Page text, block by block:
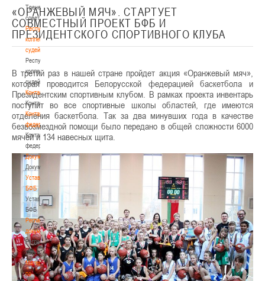
Тренерский
совет
Республиканская
коллегия
судей
Республиканская
коллегия
судей
Контакты
Контакты
Контакты
федерации
Контакты
федерации
Документы
Документы
Устав
БФБ
Устав
БФБ
Регламентирующие
документы
Регламентирующие
документы
Материалы
по
«ОРАНЖЕВЫЙ МЯЧ». СТАРТУЕТ
СОВМЕСТНЫЙ ПРОЕКТ БФБ И
ПРЕЗИДЕНТСКОГО СПОРТИВНОГО КЛУБА
В третий раз в нашей стране пройдет акция «Оранжевый мяч»,
которая проводится Белорусской федерацией баскетбола и
Президентским спортивным клубом. В рамках проекта инвентарь
поступит во все спортивные школы областей, где имеются
отделения баскетбола. Так за два минувших года в качестве
безвозмездной помощи было передано в общей сложности 6000
мячей и 134 навесных щита.
ИГР
группового
этапа
XX
Кубка
Республики
Беларусь
по
баскетболу
среди
мужских
команд.
12-
октября
2016г.,
Минск
Группа «Б»
1. «ЦОР-
Борисфен»